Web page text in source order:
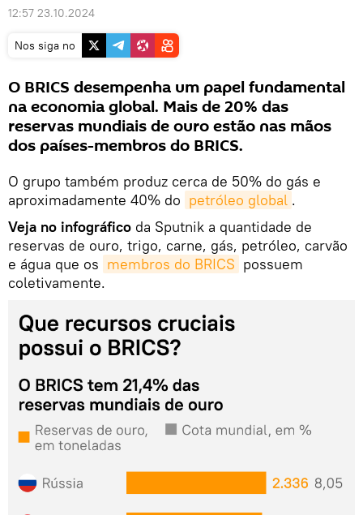
12:57 23.10.2024
Nos siga no
O BRICS desempenha um papel fundamental
na economia global. Mais de 20% das
reservas mundiais de ouro estão nas mãos
dos países-membros do BRICS.
O grupo também produz cerca de 50% do gás e
aproximadamente 40% do petróleo global .
Veja no infográfico da Sputnik a quantidade de
reservas de ouro, trigo, carne, gás, petróleo, carvão
e água que os membros do BRICS possuem
coletivamente.